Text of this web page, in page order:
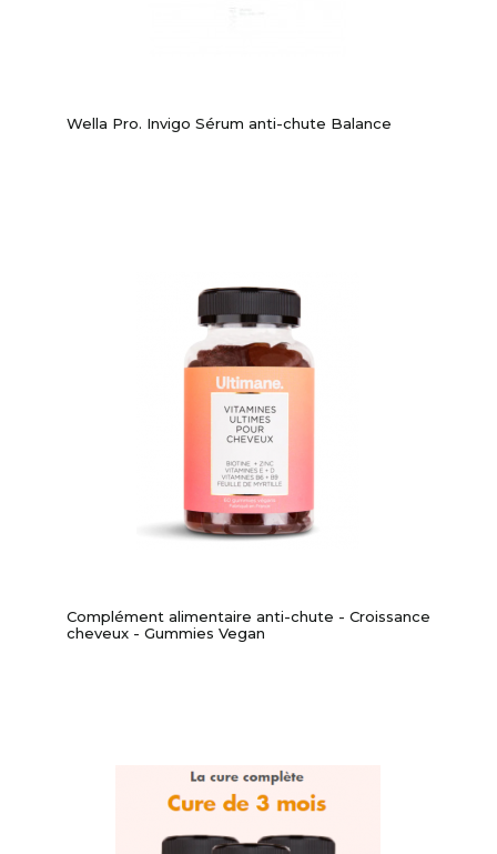
Wella Pro. Invigo Sérum anti-chute Balance
Complément alimentaire anti-chute - Croissance
cheveux - Gummies Vegan